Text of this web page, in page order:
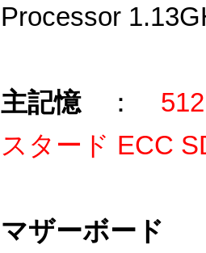
Processor
主記憶：
スタード ECC
マザーボード